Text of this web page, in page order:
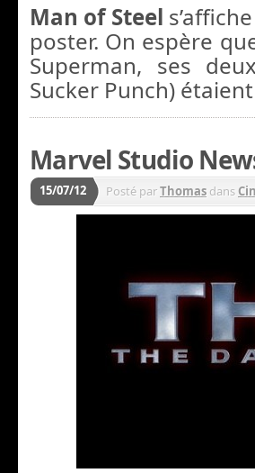
Man of Steel
poster. On espère
Superman, ses
Sucker Punch)
Marvel Studio
15/07/12 Posté parThomas dans